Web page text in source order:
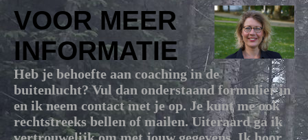
VOOR MEER
INFORMATIE
Heb je behoefte aan coaching in de
buitenlucht? Vul dan onderstaand formulier in
en ik neem contact met je op. Je kunt me ook
rechtstreeks bellen of mailen. Uiteraard ga ik